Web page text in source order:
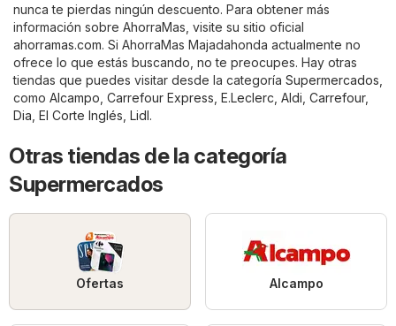
nunca te pierdas ningún descuento. Para obtener más
información sobre AhorraMas, visite su sitio oficial
ahorramas.com. Si AhorraMas Majadahonda actualmente no
ofrece lo que estás buscando, no te preocupes. Hay otras
tiendas que puedes visitar desde la categoría Supermercados
como Alcampo Carrefour Express E.Leclerc Aldi Carrefour,
Dia El Corte Inglés Lidl.
Otras tiendas de la categoría
Supermercados
Ofertas Alcampo